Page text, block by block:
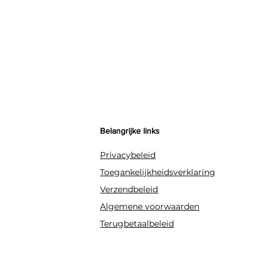
Belangrijke links
Privacybeleid
Toegankelijkheidsverklaring
Verzendbeleid
Algemene voorwaarden
Terugbetaalbeleid